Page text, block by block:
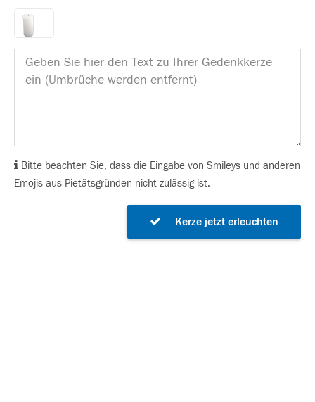
Bitte beachten Sie, dass die Eingabe von Smileys und anderen
Emojis aus Pietätsgründen nicht zulässig ist.
Kerze jetzt erleuchten